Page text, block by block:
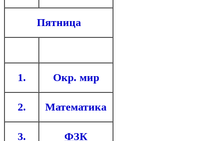
Пятница
1. Окр. мир
2. Математика
3. ФЗК